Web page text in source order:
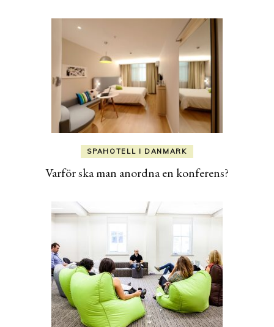
SPAHOTELL I DANMARK
Varför ska man anordna en konferens?